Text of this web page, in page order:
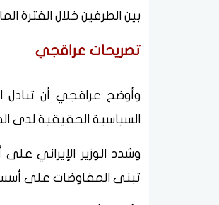
بين الطرفين خلال الفترة
تصريحات عراقجي
وأوضح عراقجي أن تبادل
السياسية الحقيقية لدى
وشدد الوزير الإيراني
تبنى المفاوضات على أسس